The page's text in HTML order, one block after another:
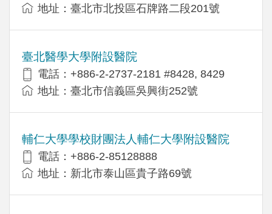
地址：臺北市北投區石牌路二段201號
臺北醫學大學附設醫院
電話：+886-2-2737-2181 #8428, 8429
地址：臺北市信義區吳興街252號
輔仁大學學校財團法人輔仁大學附設醫院
電話：+886-2-85128888
地址：新北市泰山區貴子路69號